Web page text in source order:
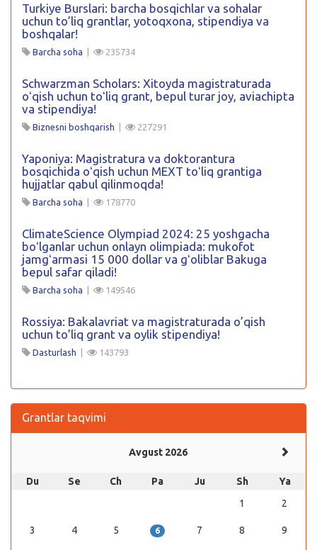
Turkiye Burslari: barcha bosqichlar va sohalar
uchun to’liq grantlar, yotoqxona, stipendiya va
boshqalar!
Barcha soha | 235734
Schwarzman Scholars: Xitoyda magistraturada
oʻqish uchun toʻliq grant, bepul turar joy, aviachipta
va stipendiya!
Biznesni boshqarish | 227291
Yaponiya: Magistratura va doktorantura
bosqichida oʻqish uchun MEXT toʻliq grantiga
hujjatlar qabul qilinmoqda!
Barcha soha | 178770
ClimateScience Olympiad 2024: 25 yoshgacha
boʻlganlar uchun onlayn olimpiada: mukofot
jamgʻarmasi 15 000 dollar va gʻoliblar Bakuga
bepul safar qiladi!
Barcha soha | 149546
Rossiya: Bakalavriat va magistraturada o’qish
uchun to’liq grant va oylik stipendiya!
Dasturlash | 143793
Grantlar taqvimi
Avgust 2026
Du Se Ch Pa Ju Sh
Ya
1
2
3 4 5 6 7 8 9